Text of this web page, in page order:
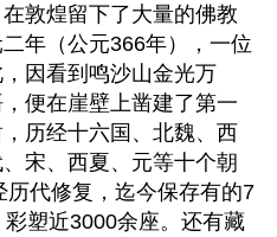
敦煌留下了大量的佛教
年（公元366年），一位
因看到鸣沙山金光万
便在崖壁上凿建了第一
历经十六国、北魏、西
宋、西夏、元等十个朝
代修复，迄今保存有的7
塑近3000余座。还有藏